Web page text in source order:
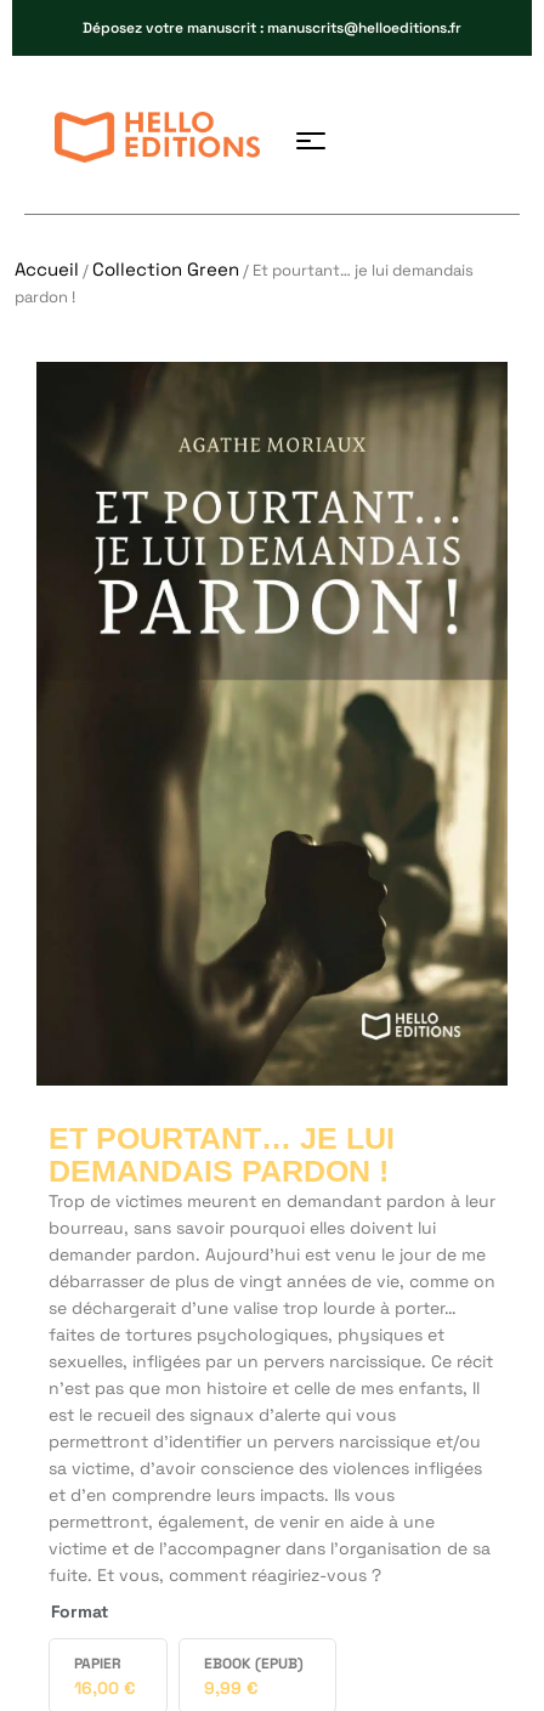
Déposez votre manuscrit : manuscrits@helloeditions.fr
Accueil /Collection Green / Et pourtant… je lui demandais
pardon !
ET POURTANT… JE LUI
DEMANDAIS PARDON !
Trop de victimes meurent en demandant pardon à leur
bourreau, sans savoir pourquoi elles doivent lui
demander pardon. Aujourd’hui est venu le jour de me
débarrasser de plus de vingt années de vie, comme on
se déchargerait d’une valise trop lourde à porter…
faites de tortures psychologiques, physiques et
sexuelles, infligées par un pervers narcissique. Ce récit
n’est pas que mon histoire et celle de mes enfants, Il
est le recueil des signaux d’alerte qui vous
permettront d’identifier un pervers narcissique et/ou
sa victime, d’avoir conscience des violences infligées
et d’en comprendre leurs impacts. Ils vous
permettront, également, de venir en aide à une
victime et de l’accompagner dans l’organisation de sa
fuite. Et vous, comment réagiriez-vous ?
Format
PAPIER
16,00 €
EBOOK (EPUB)
9,99 €